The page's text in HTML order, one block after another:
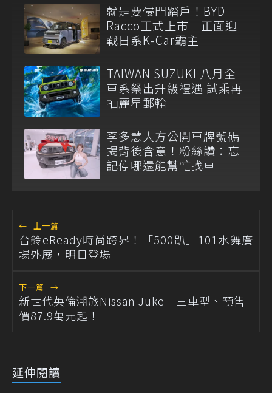
就是要侵門踏戶！BYD
Racco正式上市 正面迎
戰日系K-Car霸主
TAIWAN SUZUKI 八月全
車系祭出升級禮遇 試乘再
抽麗星郵輪
李多慧大方公開車牌號碼
揭背後含意！粉絲讚：忘
記停哪還能幫忙找車
← 上一篇
台鈴eReady時尚跨界！「500趴」101水舞廣
場外展，明日登場
下一篇 →
新世代英倫潮旅Nissan Juke 三車型、預售
價87.9萬元起！
延伸閱讀